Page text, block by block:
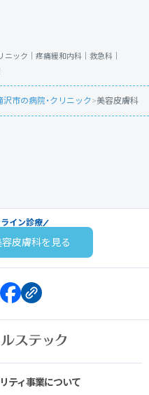
ニック｜ 疼痛緩和内科｜ 救急科｜
沢市の病院・クリニック>美容皮膚科
イン診療
皮膚科を見る
ティ事業について